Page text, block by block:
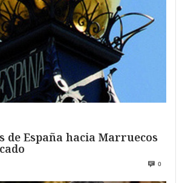
de España hacia Marruecos
0